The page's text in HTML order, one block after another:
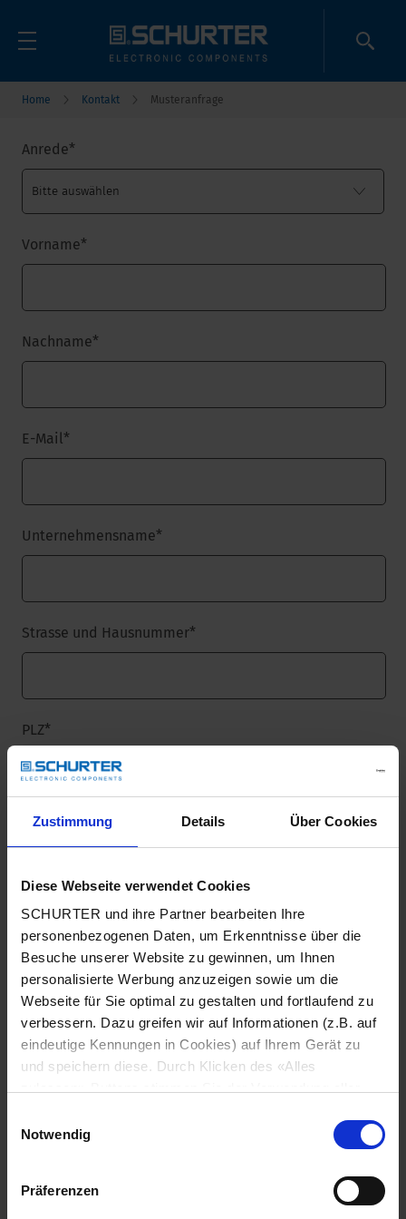
Zustimmung Details Über Cookies
Diese Webseite verwendet Cookies
SCHURTER und ihre Partner bearbeiten Ihre
personenbezogenen Daten, um Erkenntnisse über die
Besuche unserer Website zu gewinnen, um Ihnen
personalisierte Werbung anzuzeigen sowie um die
Webseite für Sie optimal zu gestalten und fortlaufend zu
verbessern. Dazu greifen wir auf Informationen (z.B. auf
eindeutige Kennungen in Cookies) auf Ihrem Gerät zu
und speichern diese. Durch Klicken des «Alles
zu. Sie können Ihre Einstellungen jederzeit ändern, indem
Sie auf «Cookie-Einstellungen verwalten» am Seitenende
klicken. Ihre Einstellungen werden unseren Partnern
gemeldet und haben keinen Einfluss auf die
Notwendig
Präferenzen
Home Kontakt Musteranfrage
Anrede*
Vorname*
Nachname*
E-Mail*
Unternehmensname*
Strasse und Hausnummer*
PLZ*
Stadt*
Land*
Telefonnummer*